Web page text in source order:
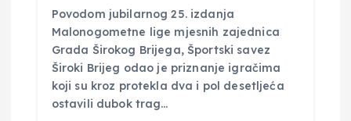
Povodom jubilarnog 25. izdanja
Malonogometne lige mjesnih zajednica
Grada Širokog Brijega, Športski savez
Široki Brijeg odao je priznanje igračima
koji su kroz protekla dva i pol desetljeća
ostavili dubok trag…